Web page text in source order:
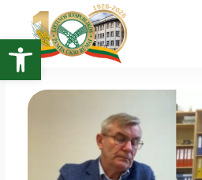
Open toolbar
turinio